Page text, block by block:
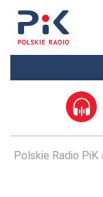
Polskie Radio PiK